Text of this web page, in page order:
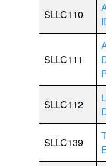
SLLC110
SLLC111
SLLC112
SLLC139